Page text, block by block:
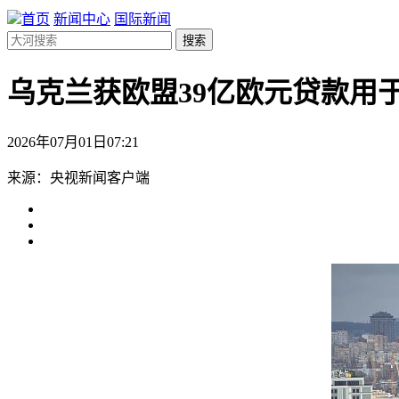
首页 新闻中心 国际新闻
搜索
乌克兰获欧盟39亿欧元贷款用
2026年07月01日07:21
来源：央视新闻客户端